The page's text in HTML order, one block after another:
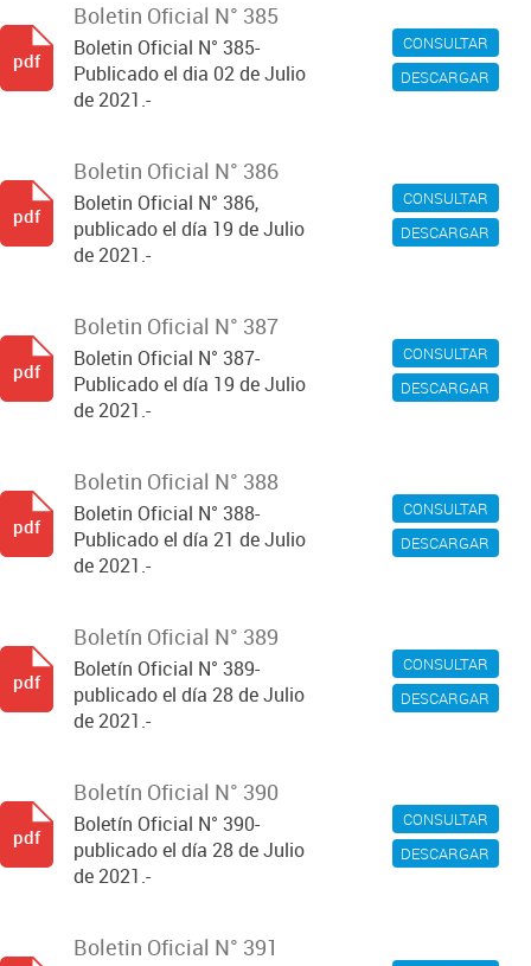
CONSULTAR
DESCARGAR
Boletin Oficial N° 385
Boletin Oficial N° 385-
Publicado el dia 02 de Julio
de 2021.-
pdf
CONSULTAR
DESCARGAR
Boletin Oficial N° 386
Boletin Oficial N° 386,
publicado el día 19 de Julio
de 2021.-
pdf
CONSULTAR
DESCARGAR
Boletin Oficial N° 387
Boletin Oficial N° 387-
Publicado el día 19 de Julio
de 2021.-
pdf
CONSULTAR
DESCARGAR
Boletin Oficial N° 388
Boletin Oficial N° 388-
Publicado el día 21 de Julio
de 2021.-
pdf
CONSULTAR
DESCARGAR
Boletín Oficial N° 389
Boletín Oficial N° 389-
publicado el día 28 de Julio
de 2021.-
pdf
CONSULTAR
DESCARGAR
Boletín Oficial N° 390
Boletín Oficial N° 390-
publicado el día 28 de Julio
de 2021.-
pdf
Boletin Oficial N° 391